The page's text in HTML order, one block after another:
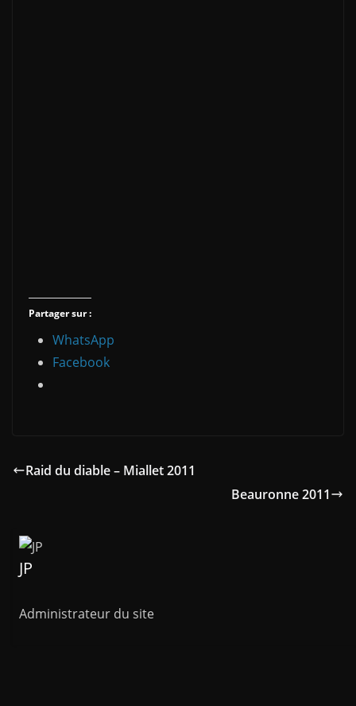
Partager sur :
WhatsApp
Facebook
Raid du diable – Miallet 2011
Beauronne 2011
JP
Administrateur du site